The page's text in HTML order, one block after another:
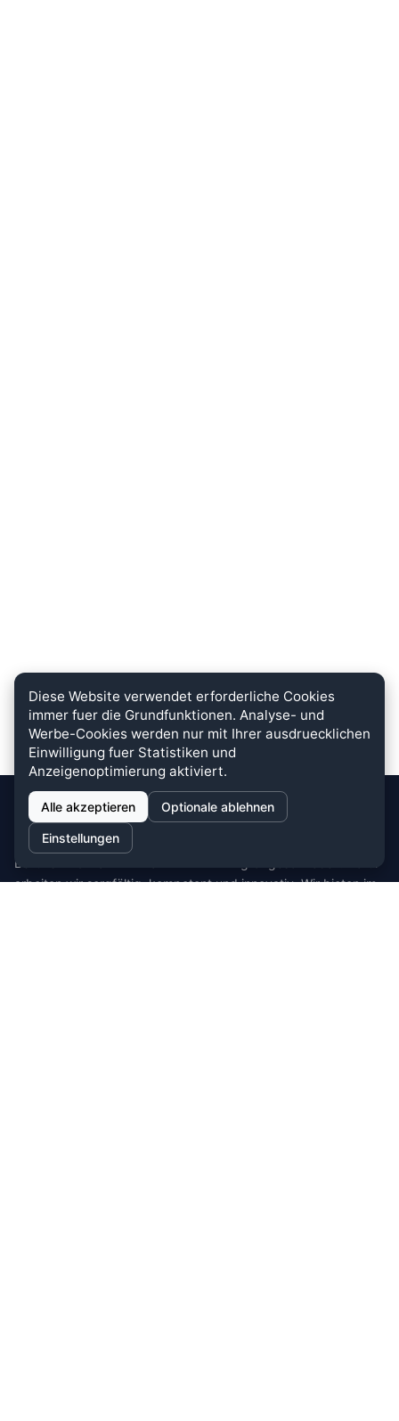
Diese Website verwendet erforderliche Cookies
immer fuer die Grundfunktionen. Analyse- und
Werbe-Cookies werden nur mit Ihrer ausdruecklichen
Einwilligung fuer Statistiken und
Anzeigenoptimierung aktiviert.
Alle akzeptieren Optionale ablehnen
Einstellungen
stein.club
Bei uns wird KUNDENZUFRIEDENHEIT großgeschrieben. Dafür
arbeiten wir sorgfältig, kompetent und innovativ. Wir bieten im